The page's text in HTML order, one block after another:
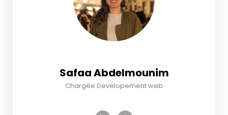
Safaa Abdelmounim
Chargée Developement web